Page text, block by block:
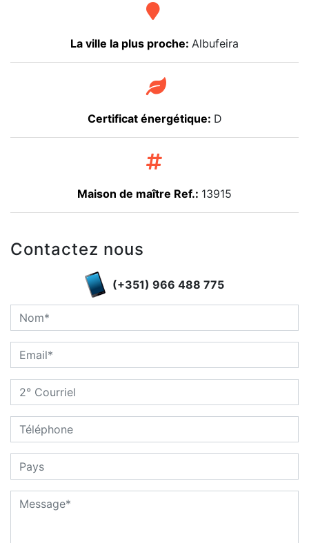
La ville la plus proche: Albufeira
Certificat énergétique: D
Maison de maître Ref.: 13915
Contactez nous
(+351) 966 488 775